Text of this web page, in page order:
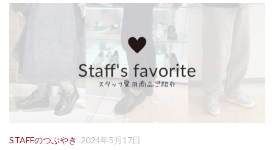
STAFFのつぶやき 2024年5月17日